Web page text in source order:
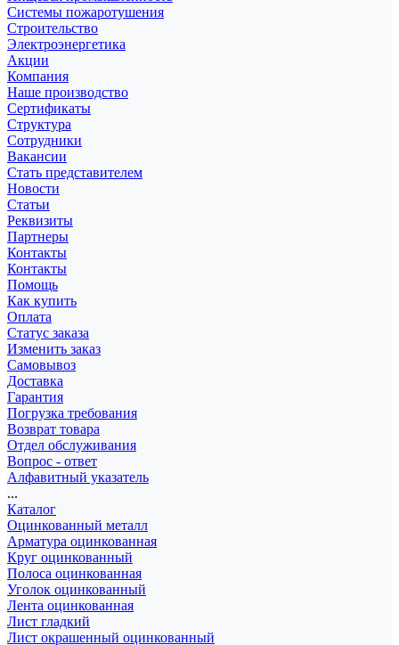
Системы пожаротушения
Строительство
Электроэнергетика
Акции
Компания
Наше производство
Сертификаты
Структура
Сотрудники
Вакансии
Стать представителем
Новости
Статьи
Реквизиты
Партнеры
Контакты
Контакты
Помощь
Как купить
Оплата
Статус заказа
Изменить заказ
Самовывоз
Доставка
Гарантия
Погрузка требования
Возврат товара
Отдел обслуживания
Вопрос - ответ
Алфавитный указатель
...
Каталог
Оцинкованный металл
Арматура оцинкованная
Круг оцинкованный
Полоса оцинкованная
Уголок оцинкованный
Лента оцинкованная
Лист гладкий
Лист окрашенный оцинкованный